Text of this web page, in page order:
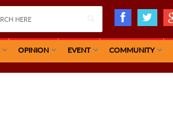
OPINION EVENT COMMUNITY